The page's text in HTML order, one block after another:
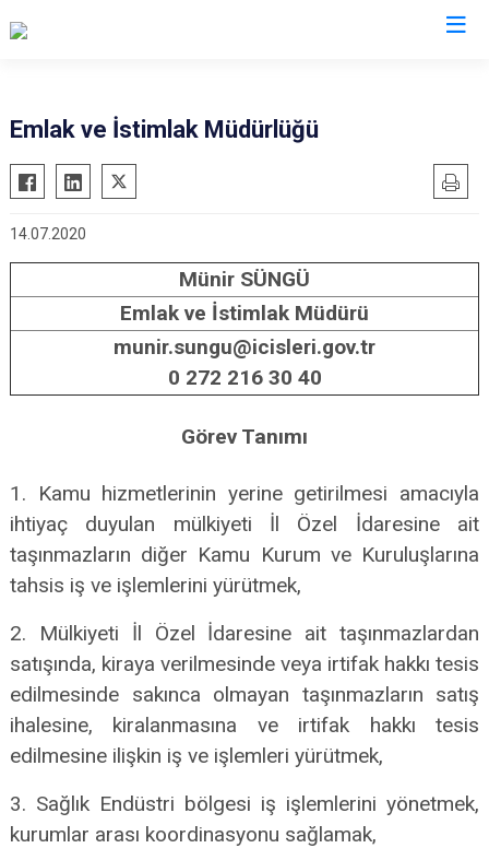
Emlak ve İstimlak Müdürlüğü
14.07.2020
Münir SÜNGÜ
Emlak ve İstimlak Müdürü
munir.sungu@icisleri.gov.tr
0 272 216 30 40
Görev Tanımı
1. Kamu hizmetlerinin yerine getirilmesi amacıyla
ihtiyaç duyulan mülkiyeti İl Özel İdaresine ait
taşınmazların diğer Kamu Kurum ve Kuruluşlarına
tahsis iş ve işlemlerini yürütmek,
2. Mülkiyeti İl Özel İdaresine ait taşınmazlardan
satışında, kiraya verilmesinde veya irtifak hakkı tesis
edilmesinde sakınca olmayan taşınmazların satış
ihalesine, kiralanmasına ve irtifak hakkı tesis
edilmesine ilişkin iş ve işlemleri yürütmek,
3. Sağlık Endüstri bölgesi iş işlemlerini yönetmek,
kurumlar arası koordinasyonu sağlamak,